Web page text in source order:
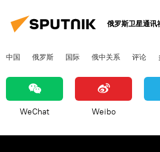
俄罗斯卫星通讯
中国 俄罗斯 国际 俄中关系 评论
WeChat Weibo